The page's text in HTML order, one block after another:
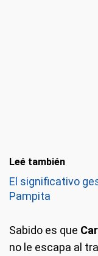
Leé también
El significativo
Pampita
Sabido es que
no le escapa al